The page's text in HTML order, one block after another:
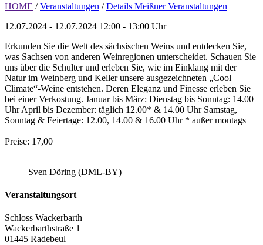
HOME / Veranstaltungen / Details Meißner Veranstaltungen
12.07.2024 - 12.07.2024 12:00 - 13:00 Uhr
Erkunden Sie die Welt des sächsischen Weins und entdecken Sie,
was Sachsen von anderen Weinregionen unterscheidet. Schauen Sie
uns über die Schulter und erleben Sie, wie im Einklang mit der
Natur im Weinberg und Keller unsere ausgezeichneten „Cool
Climate“-Weine entstehen. Deren Eleganz und Finesse erleben Sie
bei einer Verkostung. Januar bis März: Dienstag bis Sonntag: 14.00
Uhr April bis Dezember: täglich 12.00* & 14.00 Uhr Samstag,
Sonntag & Feiertage: 12.00, 14.00 & 16.00 Uhr * außer montags
Preise: 17,00
Sven Döring (DML-BY)
Veranstaltungsort
Schloss Wackerbarth
Wackerbarthstraße 1
01445 Radebeul